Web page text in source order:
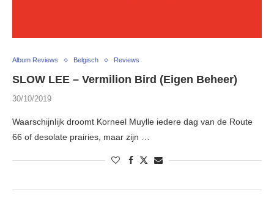
Album Reviews Belgisch Reviews
SLOW LEE – Vermilion Bird (Eigen Beheer)
30/10/2019
Waarschijnlijk droomt Korneel Muylle iedere dag van de Route
66 of desolate prairies, maar zijn …